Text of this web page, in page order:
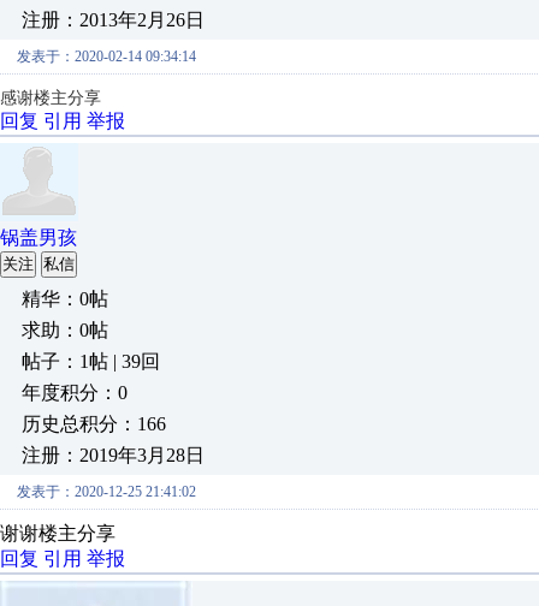
注册：2013年2月26日
发表于：2020-02-14 09:34:14
感谢楼主分享
回复 引用 举报
锅盖男孩
关注 私信
精华：0帖
求助：0帖
帖子：1帖 | 39回
年度积分：0
历史总积分：166
注册：2019年3月28日
发表于：2020-12-25 21:41:02
谢谢楼主分享
回复 引用 举报